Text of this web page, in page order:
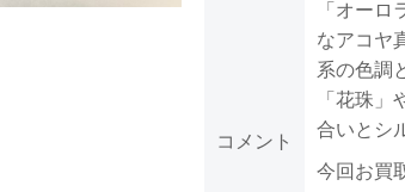
コメント
「オー
なアコヤ
系の色調
「花珠
合いとシ
今回お買